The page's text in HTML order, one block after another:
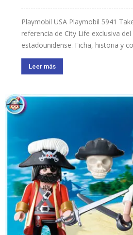
Playmobil USA Playmobil 5941
referencia de City Life exclusiva
estadounidense. Ficha, historia y
Leer más